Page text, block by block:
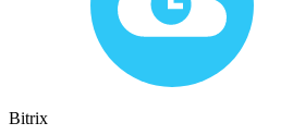
Bitrix